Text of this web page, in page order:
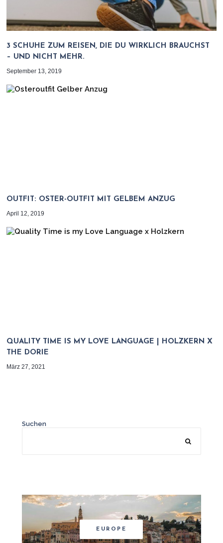
3 SCHUHE ZUM REISEN, DIE DU WIRKLICH BRAUCHST
– UND NICHT MEHR.
September 13, 2019
OUTFIT: OSTER-OUTFIT MIT GELBEM ANZUG
April 12, 2019
QUALITY TIME IS MY LOVE LANGUAGE | HOLZKERN X
THE DORIE
März 27, 2021
Suchen
EUROPE